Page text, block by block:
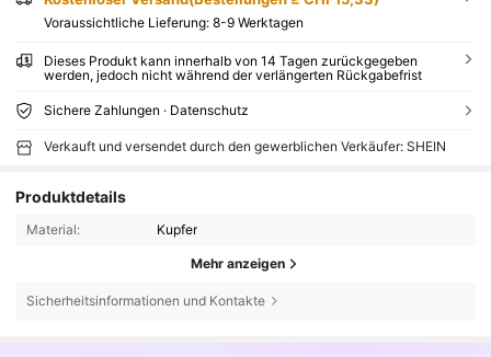
Voraussichtliche Lieferung: 8-9 Werktagen
Dieses Produkt kann innerhalb von 14 Tagen zurückgegeben
werden, jedoch nicht während der verlängerten Rückgabefrist
Sichere Zahlungen · Datenschutz
Verkauft und versendet durch den gewerblichen Verkäufer: SHEIN
Produktdetails
Material: Kupfer
Mehr anzeigen
Sicherheitsinformationen und Kontakte